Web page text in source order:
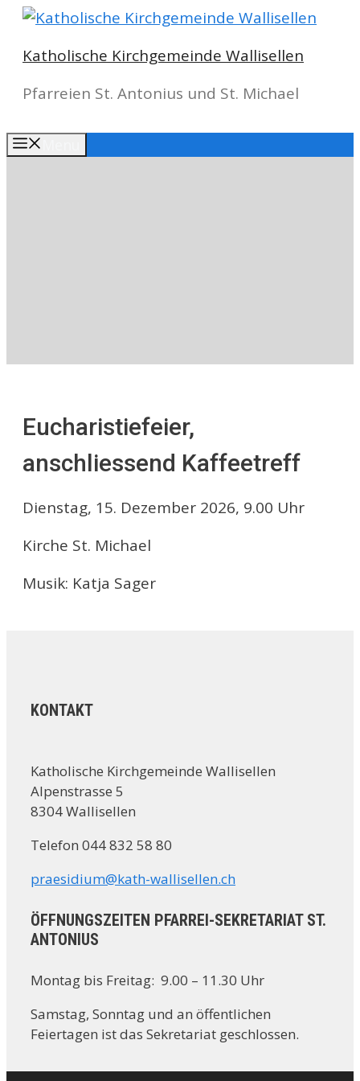
Springe
Inhalt
Katholische Kirchgemeinde Wallisellen
Pfarreien St. Antonius und St. Michael
Eucharistiefeier,
anschliessend Kaffeetreff
Dienstag, 15. Dezember 2026, 9.00 Uhr
Kirche St. Michael
Musik: Katja Sager
KONTAKT
Katholische Kirchgemeinde Wallisellen
Alpenstrasse 5
8304 Wallisellen
Telefon 044 832 58 80
praesidium@kath-wallisellen.ch
ÖFFNUNGSZEITEN PFARREI-SEKRETARIAT ST.
ANTONIUS
Montag bis Freitag: 9.00 – 11.30 Uhr
Samstag, Sonntag und an öffentlichen
Feiertagen ist das Sekretariat geschlossen.